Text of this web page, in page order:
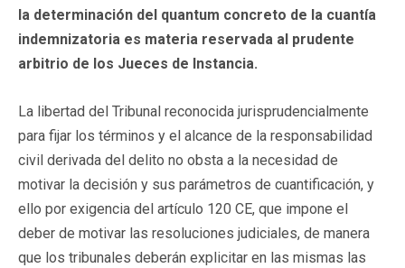
la determinación del quantum concreto de la cuantía
indemnizatoria es materia reservada al prudente
arbitrio de los Jueces de Instancia.
La libertad del Tribunal reconocida jurisprudencialmente
para fijar los términos y el alcance de la responsabilidad
civil derivada del delito no obsta a la necesidad de
motivar la decisión y sus parámetros de cuantificación, y
ello por exigencia del artículo 120 CE, que impone el
deber de motivar las resoluciones judiciales, de manera
que los tribunales deberán explicitar en las mismas las